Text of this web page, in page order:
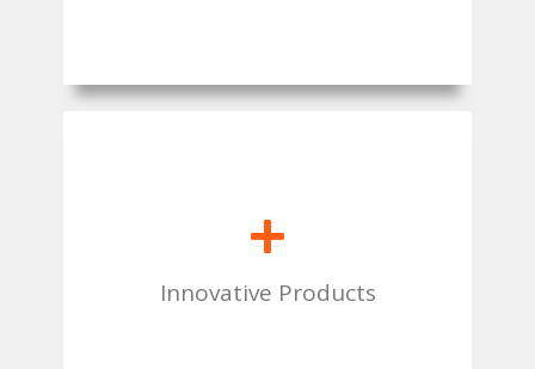
+
Innovative Products